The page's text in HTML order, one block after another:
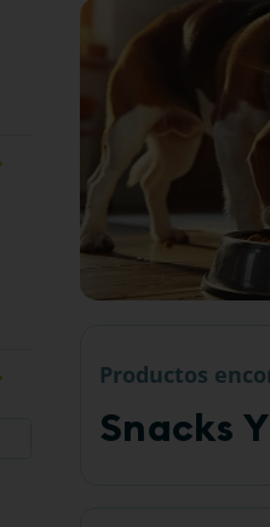
Productos
Snacks